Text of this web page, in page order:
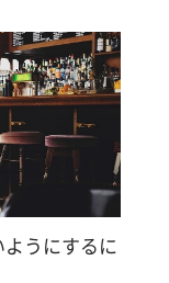
うにするに